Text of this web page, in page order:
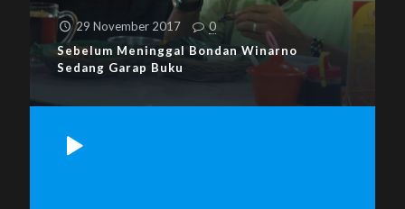
29 November 2017
0
Sebelum Meninggal Bondan Winarno
Sedang Garap Buku